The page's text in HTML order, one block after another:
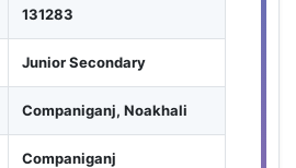
131283
Junior Secondary
Companiganj, Noakhali
Companiganj